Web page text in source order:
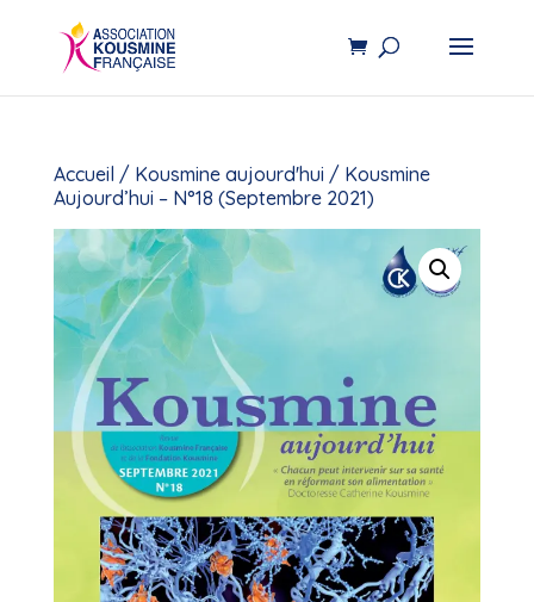
Accueil / Kousmine aujourd'hui / Kousmine
Aujourd’hui – N°18 (Septembre 2021)